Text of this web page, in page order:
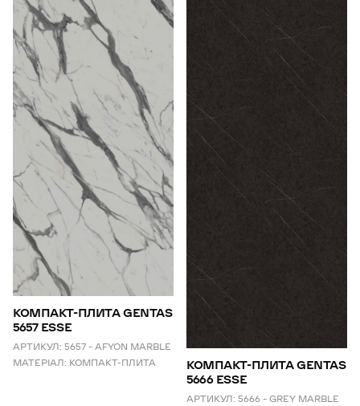
КОМПАКТ-ПЛИТА GENTAS
5657 ESSE
АРТИКУЛ: 5657 – AFYON MARBLE
МАТЕРІАЛ: КОМПАКТ-ПЛИТА
КОМПАКТ-ПЛИТА GENTAS
5666 ESSE
АРТИКУЛ: 5666 – GREY MARBLE